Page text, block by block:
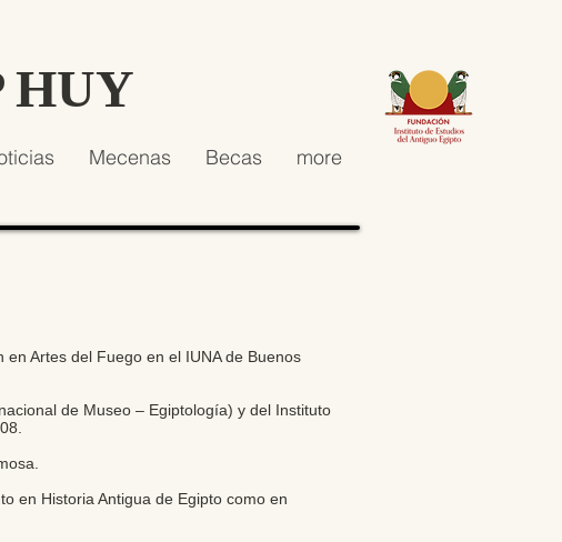
HUY
Mecenas Becas more
Artes del Fuego en el IUNA de Buenos
de Museo – Egiptología) y del Instituto
en Historia Antigua de Egipto como en